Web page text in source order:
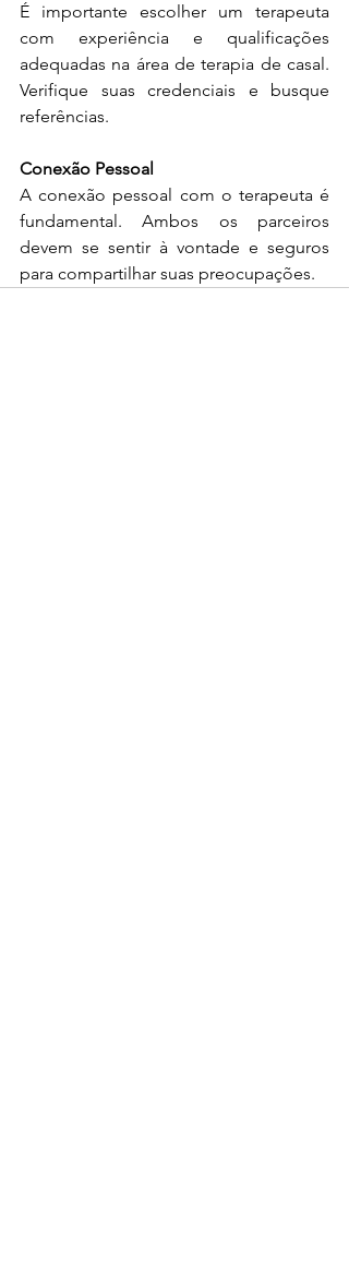
É importante escolher um terapeuta
com experiência e qualificações
adequadas na área de terapia de casal.
Verifique suas credenciais e busque
referências.
Conexão Pessoal
A conexão pessoal com o terapeuta é
fundamental. Ambos os parceiros
devem se sentir à vontade e seguros
para compartilhar suas preocupações.